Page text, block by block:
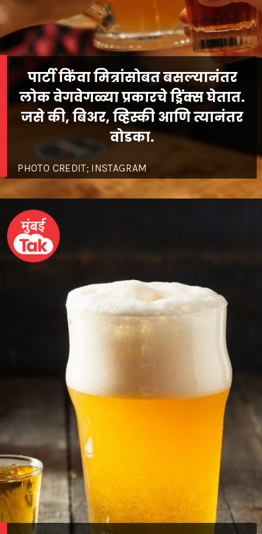
पार्टी किंवा मित्रांसोबत बसल्यानंतर
लोक वेगवेगळ्या प्रकारचे ड्रिंक्स घेतात.
जसे की, बिअर, व्हिस्की आणि त्यानंतर
वोडका.